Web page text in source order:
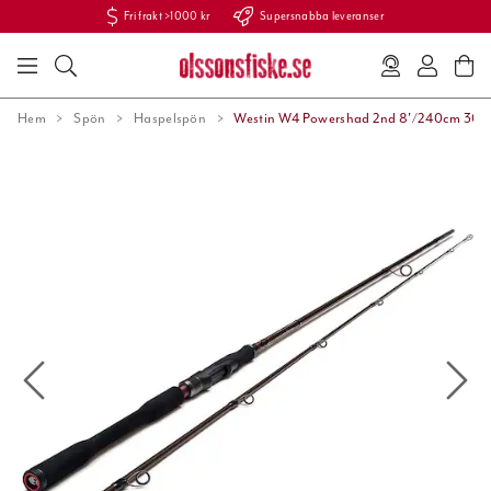
Fri frakt >1000 kr Supersnabba leveranser
Hem Spön Haspelspön Westin W4 Powershad 2nd 8'/240cm 30-